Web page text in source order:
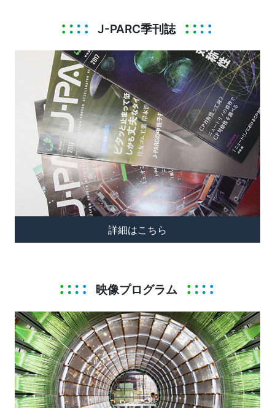
J-PARC季刊誌
詳細はこちら
映像プログラム